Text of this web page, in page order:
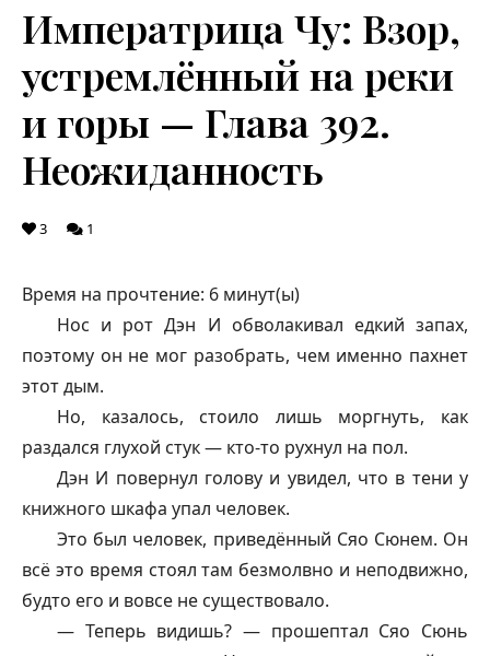
Императрица Чу: Взор,
устремлённый на реки
и горы — Глава 392.
Неожиданность
3 1
Время на прочтение: 6 минут(ы)
Нос и рот Дэн И обволакивал едкий запах,
поэтому он не мог разобрать, чем именно пахнет
этот дым.
Но, казалось, стоило лишь моргнуть, как
раздался глухой стук — кто-то рухнул на пол.
Дэн И повернул голову и увидел, что в тени у
книжного шкафа упал человек.
Это был человек, приведённый Сяо Сюнем. Он
всё это время стоял там безмолвно и неподвижно,
будто его и вовсе не существовало.
— Теперь видишь? — прошептал Сяо Сюнь